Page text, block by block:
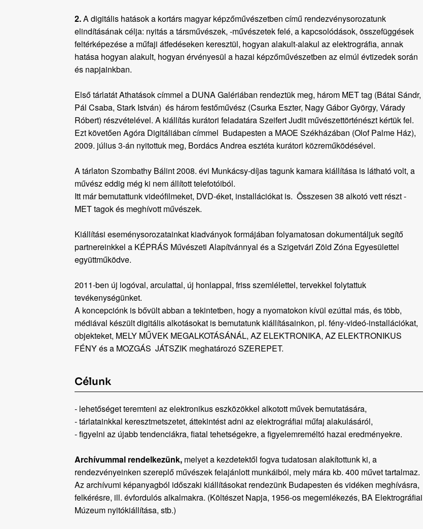
2.A digitális hatások a kortárs magyar képzőművészetben című rendezvénysorozatunk
elindításának célja: nyitás a társművészek, -művészetek felé, a kapcsolódások, összefüggések
feltérképezése a műfaji átfedéseken keresztül, hogyan alakult-alakul az elektrográfia, annak
hatása hogyan alakult, hogyan érvényesül a hazai képzőművészetben az elmúl évtizedek során
és napjainkban.
Első tárlatát Athatások címmel a DUNA Galériában rendeztük meg, három MET tag (Bátai Sándr,
Pál Csaba, Stark István) és három festőművész (Csurka Eszter, Nagy Gábor György, Várady
Róbert) részvételével. A kiállítás kurátori feladatára Szeifert Judit művészettörténészt kértük fel.
Ezt követően Agóra Digitáliában címmel Budapesten a MAOE Székházában (Olof Palme Ház),
2009. július 3-án nyitottuk meg, Bordács Andrea esztéta kurátori közreműködésével.
A tárlaton Szombathy Bálint 2008. évi Munkácsy-díjas tagunk kamara kiállítása is látható volt, a
művész eddig még ki nem állított telefotóiból.
Itt már bemutattunk videófilmeket, DVD-éket, installációkat is. Összesen 38 alkotó vett részt -
MET tagok és meghívott művészek.
Kiállítási eseménysorozatainkat kiadványok formájában folyamatosan dokumentáljuk segítő
partnereinkkel a KÉPRÁS Művészeti Alapítvánnyal és a Szigetvári Zöld Zóna Egyesülettel
együttműködve.
2011-ben új logóval, arculattal, új honlappal, friss szemlélettel, tervekkel folytattuk
tevékenységünket.
A koncepciónk is bővült abban a tekintetben, hogy a nyomatokon kívül ezúttal más, és több,
médiával készült digitális alkotásokat is bemutatunk kiállításainkon, pl. fény-videó-installációkat,
objekteket, MELY MŰVEK MEGALKOTÁSÁNÁL, AZ ELEKTRONIKA, AZ ELEKTRONIKUS
FÉNY és a MOZGÁS JÁTSZIK meghatározó SZEREPET.
Célunk
- lehetőséget teremteni az elektronikus eszközökkel alkotott művek bemutatására,
- tárlatainkkal keresztmetszetet, áttekintést adni az elektrográfiai műfaj alakulásáról,
- figyelni az újabb tendenciákra, fiatal tehetségekre, a figyelemreméltó hazai eredményekre.
Archívummal rendelkezünk, melyet a kezdetektől fogva tudatosan alakítottunk ki, a
rendezvényeinken szereplő művészek felajánlott munkáiból, mely mára kb. 400 művet tartalmaz.
Az archívumi képanyagból időszaki kiállításokat rendezünk Budapesten és vidéken meghívásra,
felkérésre, ill. évfordulós alkalmakra. (Költészet Napja, 1956-os megemlékezés, BA Elektrográfiai
Múzeum nyitókiállítása, stb.)